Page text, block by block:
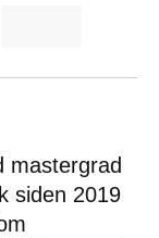
mastergrad
siden 2019